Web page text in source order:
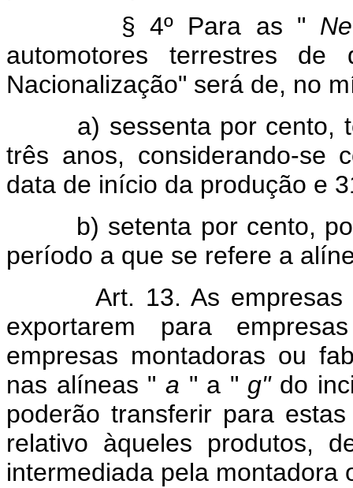
§ 4º Para as "
automotores terrestres
Nacionalização" será de, no
a) sessenta por cento,
três anos, considerando-se
data de início da produção e
b) setenta por cento, por
período a que se refere a
Art. 13. As empresas
exportarem para
empresas montadoras ou
nas alíneas " a " a " g"do
poderão transferir para
relativo àqueles produtos,
intermediada pela montadora